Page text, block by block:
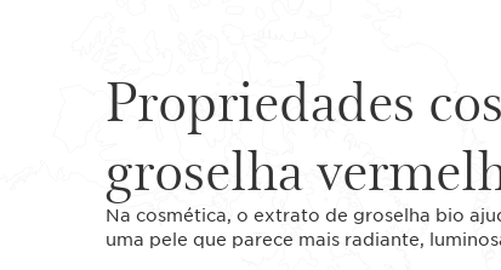
Propriedades
groselha
Na cosmética, o extrato de groselha bio
uma pele que parece mais radiante,